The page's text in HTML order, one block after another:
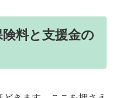
料と支援金の